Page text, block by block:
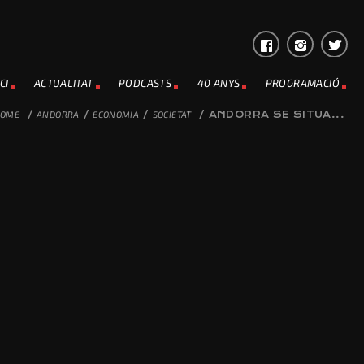
ACTUALITAT PODCASTS 40 ANYS PROGRAMACIÓ
/ ANDORRA / ECONOMIA / SOCIETAT / ANDORRA SE SITUA...